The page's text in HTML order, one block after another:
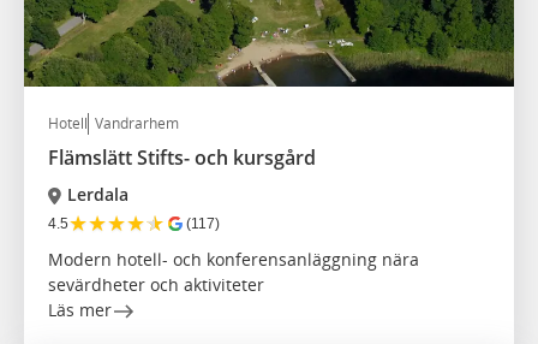
Hotell Vandrarhem
Flämslätt Stifts- och kursgård
Lerdala
4.5★★★★★ (117)
Modern hotell- och konferensanläggning nära
sevärdheter och aktiviteter
Läs mer